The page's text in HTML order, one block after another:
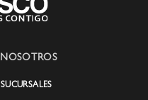
NOSOTROS
SUCURSALES